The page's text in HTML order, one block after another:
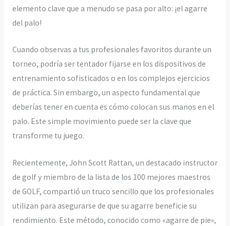
elemento clave que a menudo se pasa por alto: ¡el agarre
del palo!
Cuando observas a tus profesionales favoritos durante un
torneo, podría ser tentador fijarse en los dispositivos de
entrenamiento sofisticados o en los complejos ejercicios
de práctica. Sin embargo, un aspecto fundamental que
deberías tener en cuenta es cómo colocan sus manos en el
palo. Este simple movimiento puede ser la clave que
transforme tu juego.
Recientemente, John Scott Rattan, un destacado instructor
de golf y miembro de la lista de los 100 mejores maestros
de GOLF, compartió un truco sencillo que los profesionales
utilizan para asegurarse de que su agarre beneficie su
rendimiento. Este método, conocido como «agarre de pie»,